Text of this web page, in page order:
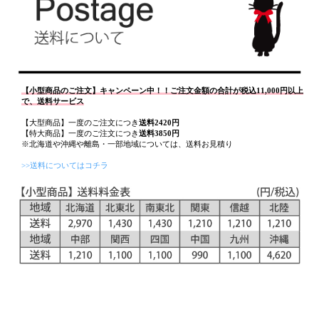
【小型商品のご注文】キャンペーン中！！ご注文金額の合計が税込11,000円以上
で、送料サービス
【大型商品】一度のご注文につき送料2420円
【特大商品】一度のご注文につき送料3850円
※北海道や沖縄や離島・一部地域については、送料お見積り
>>送料についてはコチラ